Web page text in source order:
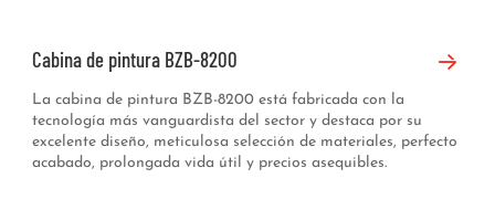
Cabina de pintura BZB-8200
La cabina de pintura BZB-8200 está fabricada con la
tecnología más vanguardista del sector y destaca por su
excelente diseño, meticulosa selección de materiales, perfecto
acabado, prolongada vida útil y precios asequibles.